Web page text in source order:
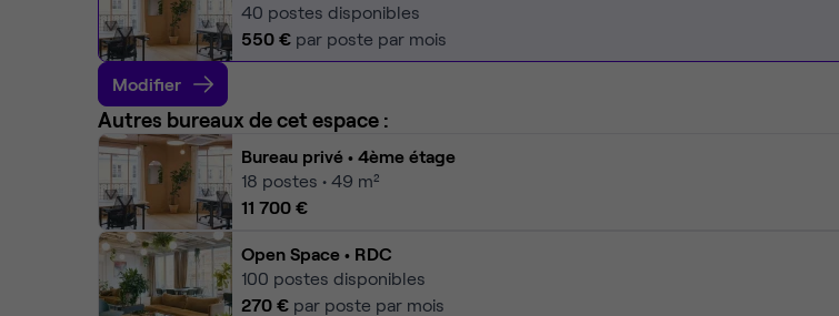
40 postes disponibles
550 € par poste par mois
Modifier
Autres bureaux de cet espace :
Bureau privé • 4ème étage
18 postes • 49 m²
11 700 €
Open Space • RDC
100 postes disponibles
270 € par poste par mois